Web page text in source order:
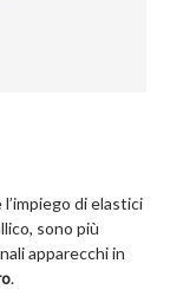
di elastici
sono più
apparecchi in
.